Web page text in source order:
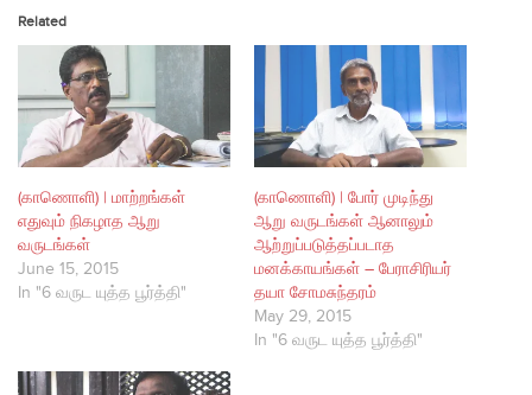
Related
(காணொளி) | மாற்றங்கள்
எதுவும் நிகழாத ஆறு
வருடங்கள்
June 15, 2015
In "6 வருட யுத்த பூர்த்தி"
(காணொளி) | போர் முடிந்து
ஆறு வருடங்கள் ஆனாலும்
ஆற்றுப்படுத்தப்படாத
மனக்காயங்கள் – பேராசிரியர்
தயா சோமசுந்தரம்
May 29, 2015
In "6 வருட யுத்த பூர்த்தி"